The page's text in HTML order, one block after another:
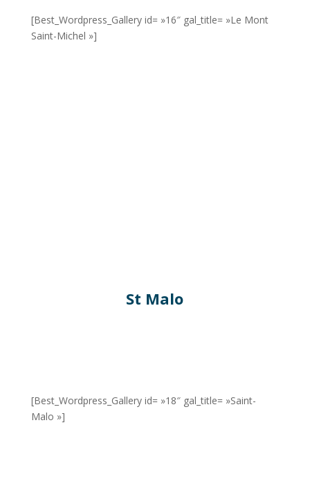
[Best_Wordpress_Gallery id= »16″ gal_title= »Le Mont
Saint-Michel »]
St Malo
[Best_Wordpress_Gallery id= »18″ gal_title= »Saint-
Malo »]